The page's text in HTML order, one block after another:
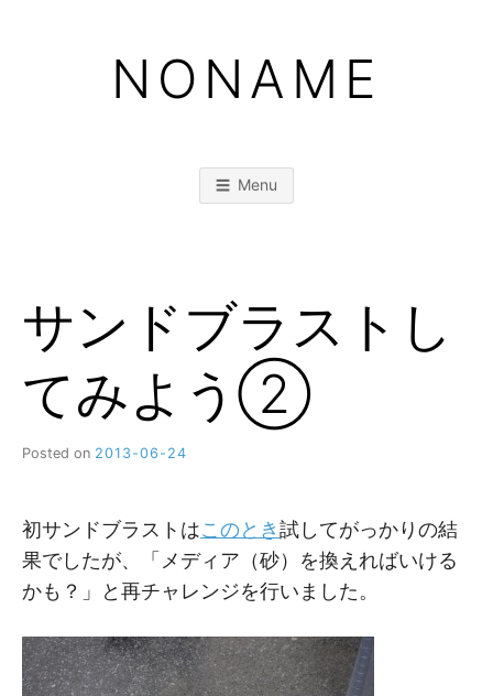
NONAME
Menu
サンドブラストし
てみよう②
Posted on 2013-06-24
M
初サンドブラストはこのとき試してがっかりの結
果でしたが、「メディア（砂）を換えればいける
かも？」と再チャレンジを行いました。